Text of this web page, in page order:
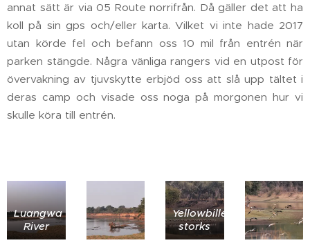
annat sätt är via 05 Route norrifrån. Då gäller det att ha
koll på sin gps och/eller karta. Vilket vi inte hade 2017
utan körde fel och befann oss 10 mil från entrén när
parken stängde. Några vänliga rangers vid en utpost för
övervakning av tjuvskytte erbjöd oss att slå upp tältet i
deras camp och visade oss noga på morgonen hur vi
skulle köra till entrén.
Luangwa
River
Yellowbilled
storks